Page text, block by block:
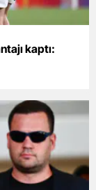
kaptı: